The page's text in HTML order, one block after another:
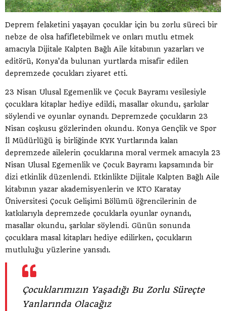
Deprem felaketini yaşayan çocuklar için bu zorlu süreci bir
nebze de olsa hafifletebilmek ve onları mutlu etmek
amacıyla Dijitale Kalpten Bağlı Aile kitabının yazarları ve
editörü, Konya’da bulunan yurtlarda misafir edilen
depremzede çocukları ziyaret etti.
23 Nisan Ulusal Egemenlik ve Çocuk Bayramı vesilesiyle
çocuklara kitaplar hediye edildi, masallar okundu, şarkılar
söylendi ve oyunlar oynandı. Depremzede çocukların 23
Nisan coşkusu gözlerinden okundu. Konya Gençlik ve Spor
İl Müdürlüğü iş birliğinde KYK Yurtlarında kalan
depremzede ailelerin çocuklarına moral vermek amacıyla 23
Nisan Ulusal Egemenlik ve Çocuk Bayramı kapsamında bir
dizi etkinlik düzenlendi. Etkinlikte Dijitale Kalpten Bağlı Aile
kitabının yazar akademisyenlerin ve KTO Karatay
Üniversitesi Çocuk Gelişimi Bölümü öğrencilerinin de
katkılarıyla depremzede çocuklarla oyunlar oynandı,
masallar okundu, şarkılar söylendi. Günün sonunda
çocuklara masal kitapları hediye edilirken, çocukların
mutluluğu yüzlerine yansıdı.
Çocuklarımızın Yaşadığı Bu Zorlu Süreçte
Yanlarında Olacağız